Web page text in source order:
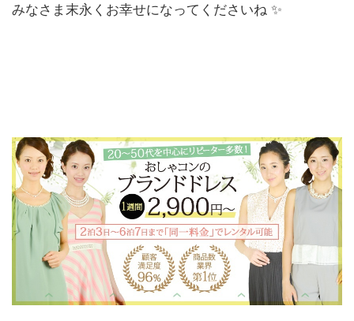
みなさま末永くお幸せになってくださいね ✨